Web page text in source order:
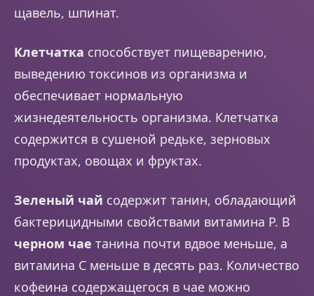
щавель, шпинат.
Клетчатка способствует пищеварению,
выведению токсинов из организма и
обеспечивает нормальную
жизнедеятельность организма. Клетчатка
содержится в сушеной редьке, зерновых
продуктах, овощах и фруктах.
Зеленый чай содержит танин, обладающий
бактерицидными свойствами витамина P. В
черном чае танина почти вдвое меньше, а
витамина C меньше в десять раз. Количество
кофеина содержащегося в чае можно